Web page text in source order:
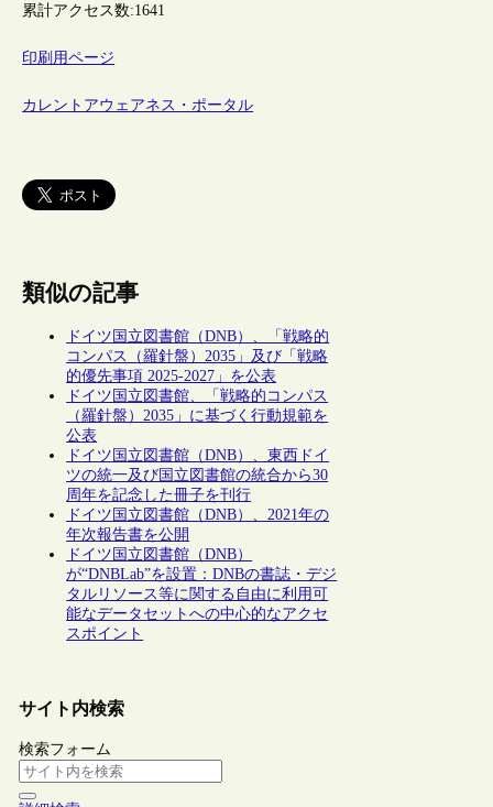
累計アクセス数:1641
印刷用ページ
カレントアウェアネス・ポータル
類似の記事
ドイツ国立図書館（DNB）、「戦略的
コンパス（羅針盤）2035」及び「戦略
的優先事項 2025-2027」を公表
ドイツ国立図書館、「戦略的コンパス
（羅針盤）2035」に基づく行動規範を
公表
ドイツ国立図書館（DNB）、東西ドイ
ツの統一及び国立図書館の統合から30
周年を記念した冊子を刊行
ドイツ国立図書館（DNB）、2021年の
年次報告書を公開
ドイツ国立図書館（DNB）
が“DNBLab”を設置：DNBの書誌・デジ
タルリソース等に関する自由に利用可
能なデータセットへの中心的なアクセ
スポイント
サイト内検索
検索フォーム